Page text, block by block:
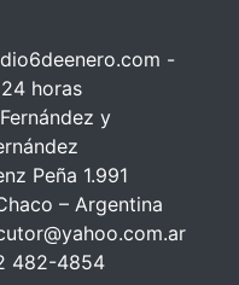
-
horas
y
Peña 1.991
– Argentina
482-4854